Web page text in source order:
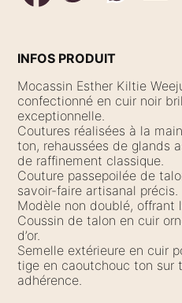
INFOS PRODUIT
Mocassin Esther Kiltie
confectionné en cuir noir
exceptionnelle.
Coutures réalisées à la
ton, rehaussées de glands
de raffinement classique.
Couture passepoilée de
savoir-faire artisanal précis.
Modèle non doublé, offrant
Coussin de talon en cuir
d’or.
Semelle extérieure en cuir
tige en caoutchouc ton sur
adhérence.